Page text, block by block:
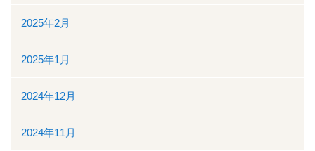
放射線科部
リハビリテーション課
訪問看護ステーション・居宅介護支援事業所
医事課
2025年2月
2025年1月
2024年12月
2024年11月